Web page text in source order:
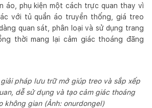
áo, phụ kiện một cách trực quan thay vì
với tủ quần áo truyền thống, giá treo
quan sát, phân loại và sử dụng trang
thời mang lại cảm giác thoáng đãng
pháp lưu trữ mở giúp treo và sắp xếp
dễ sử dụng và tạo cảm giác thoáng
không gian (Ảnh: onurdongel)